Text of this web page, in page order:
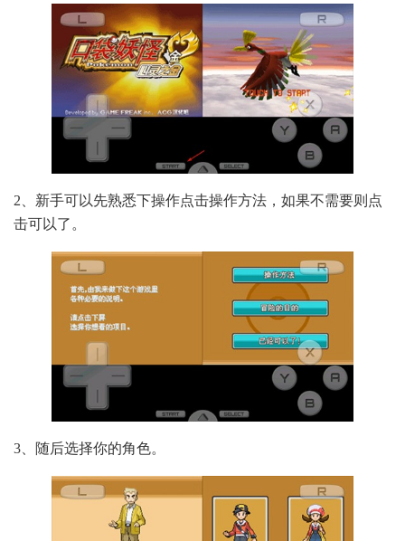
2、新手可以先熟悉下操作点击操作方法，如果不需要则点
击可以了。
3、随后选择你的角色。